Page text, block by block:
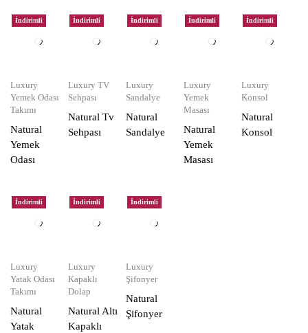
İndirimli
Luxury
Yemek Odası
Takımı
Natural
Yemek
Odası
İndirimli
Luxury TV
Sehpası
Natural Tv
Sehpası
İndirimli
Luxury
Sandalye
Natural
Sandalye
İndirimli
Luxury
Yemek
Masası
Natural
Yemek
Masası
İndirimli
Luxury
Konsol
Natural
Konsol
İndirimli
Luxury
Yatak Odası
Takımı
Natural
Yatak
İndirimli
Luxury
Kapaklı
Dolap
Natural Altı
Kapaklı
İndirimli
Luxury
Şifonyer
Natural
Şifonyer